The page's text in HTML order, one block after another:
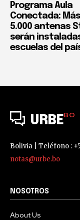
Programa Aula
Conectada:
5.000 antenas
serán
escuelas del
URBEBO
Bolivia | Teléfono :
notas@urbe.bo
NOSOTROS
About Us